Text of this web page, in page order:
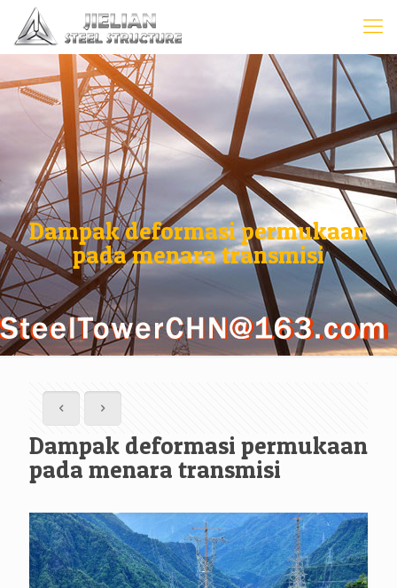
Dampak deformasi permukaan
pada menara transmisi
Dampak deformasi permukaan
pada menara transmisi